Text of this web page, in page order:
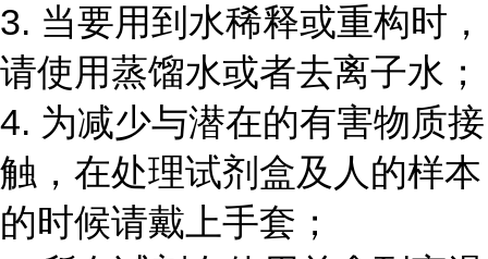
3. 当要用到水稀释或重构时，
请使用蒸馏水或者去离子水；
4. 为减少与潜在的有害物质接
触，在处理试剂盒及人的样本
的时候请戴上手套；